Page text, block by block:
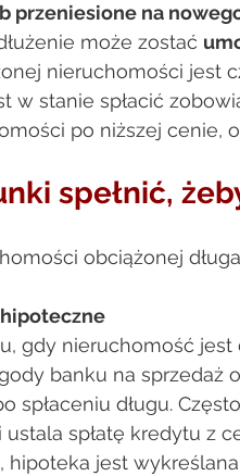
przeniesione na
może zostać
nieruchomości jest
w stanie spłacić
po niższej cenie,
spełnić,
obciążonej
gdy nieruchomość
banku na sprzedaż
spłaceniu długu.
ustala spłatę kredytu z
hipoteka jest